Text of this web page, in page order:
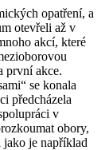
opatření, a
otevřeli až v
akcí, které
první akce.
se konala
předcházela
v
obory,
jako je například